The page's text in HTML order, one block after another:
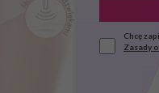
Chcę
Zasady